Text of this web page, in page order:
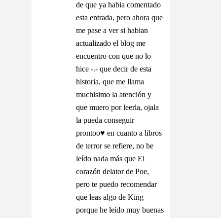
de que ya habia comentado
esta entrada, pero ahora que
me pase a ver si habian
actualizado el blog me
encuentro con que no lo
hice -.- que decir de esta
historia, que me llama
muchisimo la atención y
que muero por leerla, ojala
la pueda conseguir
prontoo♥ en cuanto a libros
de terror se refiere, no he
leído nada más que El
corazón delator de Poe,
pero te puedo recomendar
que leas algo de King
porque he leído muy buenas